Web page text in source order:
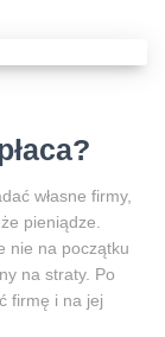
własne firmy,
pieniądze.
nie na początku
na straty. Po
firmę i na jej